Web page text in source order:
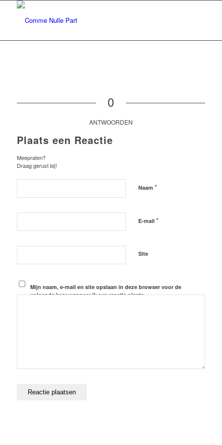
0
ANTWOORDEN
Plaats een Reactie
Meepraten?
Draag gerust bij!
Naam *
E-mail *
Site
Mijn naam, e-mail en site opslaan in deze browser voor de
volgende keer wanneer ik een reactie plaats.